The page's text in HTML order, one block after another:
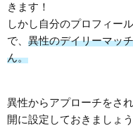
きます！
しかし自分のプロフィー
で、 異性のデイリーマッ
ん。
異性からアプローチをさ
開に設定しておきましょう